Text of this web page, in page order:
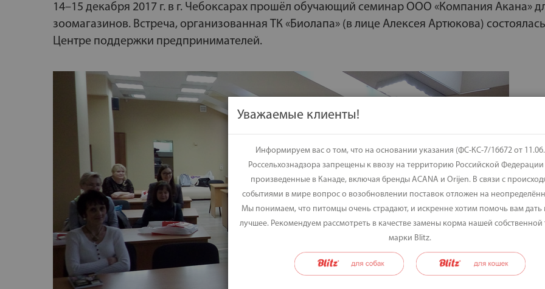
14–15 декабря 2017 г. в г. Чебоксарах прошёл обучающий семинар ООО «Компания Акана»
зоомагазинов. Встреча, организованная ТК «Биолапа» (в лице Алексея Артюкова)
Центре поддержки предпринимателей.
Уважаемые клиенты!
Информируем вас о том, что на основании указания (ФС-КС-7/16672 от
Россельхознадзора запрещены к ввозу на территорию Российской
произведенные в Канаде, включая бренды ACANA и Orijen. В связи с
событиями в мире вопрос о возобновлении поставок отложен на
Мы понимаем, что питомцы очень страдают, и искренне хотим помочь вам дать
лучшее. Рекомендуем рассмотреть в качестве замены корма нашей собственной
марки Blitz.